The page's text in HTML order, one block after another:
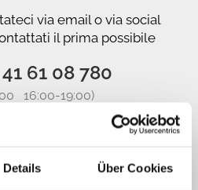
Details Über Cookies
via email o via social
il prima possibile
61 08 780
16:00-19:00)
Facebook